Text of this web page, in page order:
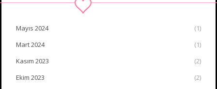
Mayıs 2024
(1)
Mart 2024
(1)
Kasım 2023
(2)
Ekim 2023
(2)